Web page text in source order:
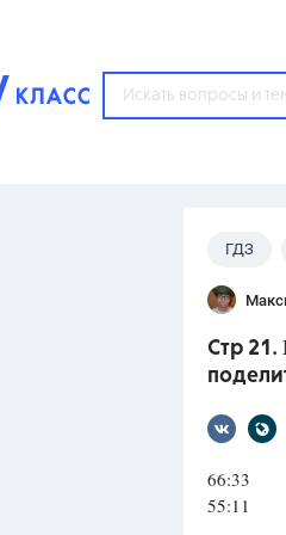
Популярные темы
ГДЗ
ОГЭ
ФИПИ
ГДЗ
Стр 21.